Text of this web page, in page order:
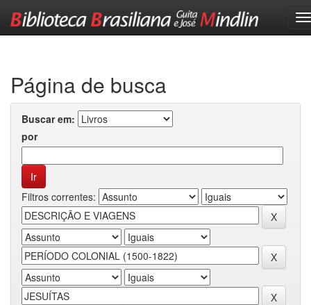
Página de busca
Buscar em:
por
Filtros correntes: